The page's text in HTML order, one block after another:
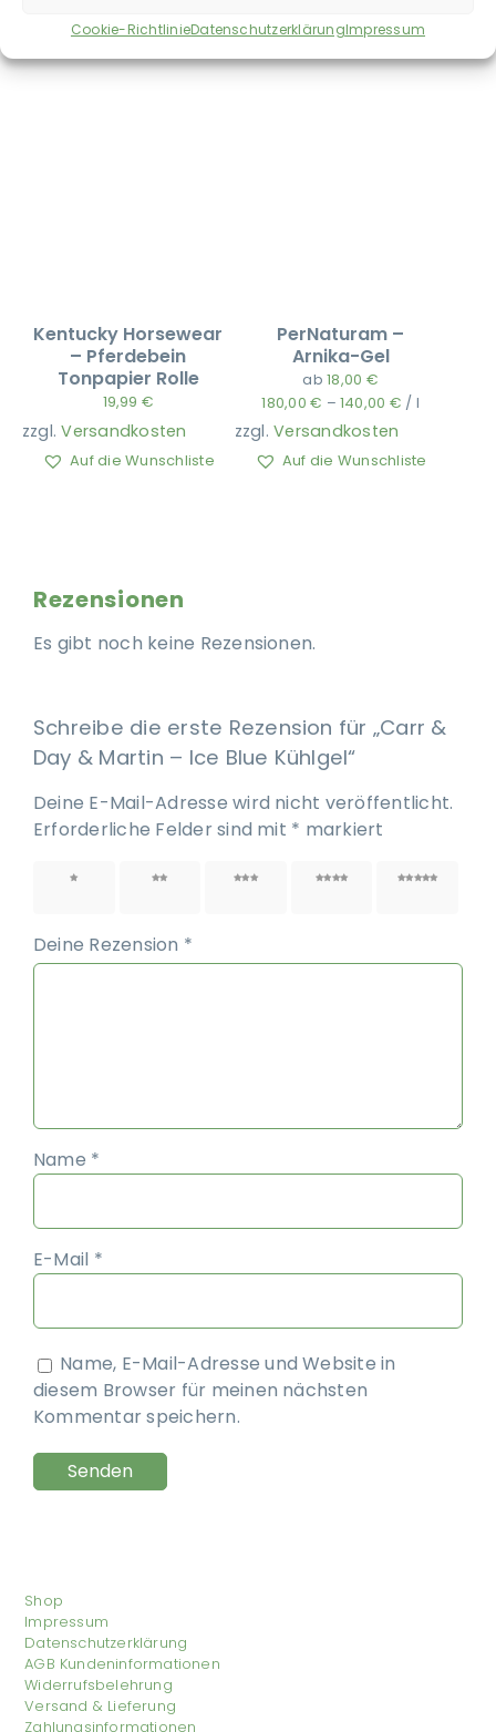
Cookie-RichtlinieDatenschutzerklärungImpressum
Auch im Shop erhältlich:
Kentucky Horsewear
– Pferdebein
Tonpapier Rolle
19,99 €
zzgl.Versandkosten
Auf die Wunschliste
PerNaturam –
Arnika-Gel
ab18,00 €
180,00€ – 140,00 € / l
zzgl.Versandkosten
Auf die Wunschliste
Rezensionen
Es gibt noch keine Rezensionen.
Schreibe die erste Rezension für „Carr &
Day & Martin – Ice Blue Kühlgel“
Deine E-Mail-Adresse wird nicht veröffentlicht.
Erforderliche Felder sind mit * markiert
1 von
2 von 3 von 4 von 5 von
Deine Rezension *
Name *
E-Mail *
Name, E-Mail-Adresse und Website in
diesem Browser für meinen nächsten
Kommentar speichern.
Shop
Impressum
Datenschutzerklärung
AGB Kundeninformationen
Widerrufsbelehrung
Versand & Lieferung
Zahlungsinformationen